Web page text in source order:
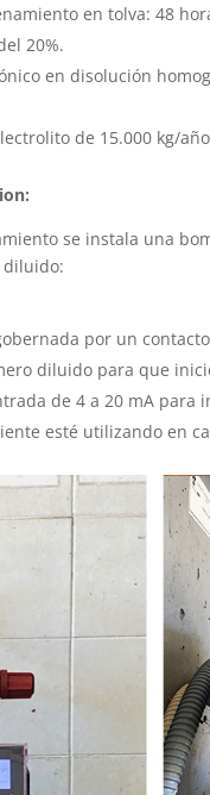
en tolva: 48
20%.
en disolución
de 15.000 kg/
se instala una
por un
diluido para que
de 4 a 20 mA para
esté utilizando en